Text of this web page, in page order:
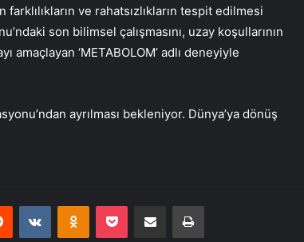
ve rahatsızlıkların tespit edilmesi
son bilimsel çalışmasını, uzay koşullarının
amaçlayan ‘METABOLOM’ adlı deneyiyle
ayrılması bekleniyor. Dünya’ya dönüş
Reddit VKontakteOdnoklassniki
Pocket E-Posta ile paylaş Yazdır